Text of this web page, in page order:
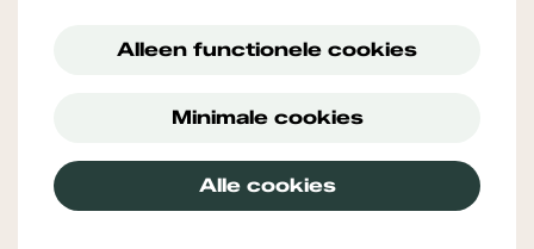
Alleen functionele cookies
Minimale cookies
Alle cookies